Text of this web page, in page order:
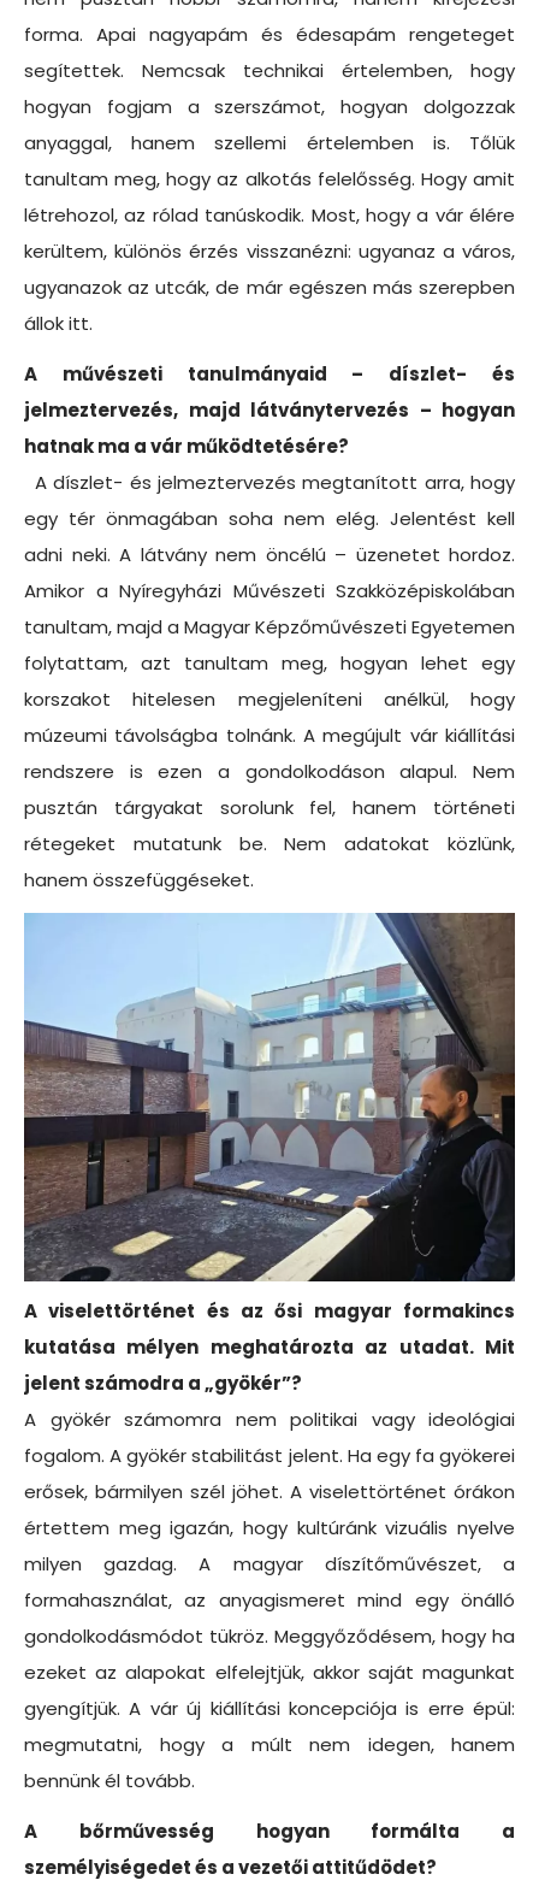
forma. Apai nagyapám és édesapám rengeteget
segítettek. Nemcsak technikai értelemben, hogy
hogyan fogjam a szerszámot, hogyan dolgozzak
anyaggal, hanem szellemi értelemben is. Tőlük
tanultam meg, hogy az alkotás felelősség. Hogy amit
létrehozol, az rólad tanúskodik. Most, hogy a vár élére
kerültem, különös érzés visszanézni: ugyanaz a város,
ugyanazok az utcák, de már egészen más szerepben
állok itt.
A művészeti tanulmányaid – díszlet- és
jelmeztervezés, majd látványtervezés – hogyan
hatnak ma a vár működtetésére?
A díszlet- és jelmeztervezés megtanított arra, hogy
egy tér önmagában soha nem elég. Jelentést kell
adni neki. A látvány nem öncélú – üzenetet hordoz.
Amikor a Nyíregyházi Művészeti Szakközépiskolában
tanultam, majd a Magyar Képzőművészeti Egyetemen
folytattam, azt tanultam meg, hogyan lehet egy
korszakot hitelesen megjeleníteni anélkül, hogy
múzeumi távolságba tolnánk. A megújult vár kiállítási
rendszere is ezen a gondolkodáson alapul. Nem
pusztán tárgyakat sorolunk fel, hanem történeti
rétegeket mutatunk be. Nem adatokat közlünk,
hanem összefüggéseket.
A viselettörténet és az ősi magyar formakincs
kutatása mélyen meghatározta az utadat. Mit
jelent számodra a „gyökér”?
A gyökér számomra nem politikai vagy ideológiai
fogalom. A gyökér stabilitást jelent. Ha egy fa gyökerei
erősek, bármilyen szél jöhet. A viselettörténet órákon
értettem meg igazán, hogy kultúránk vizuális nyelve
milyen gazdag. A magyar díszítőművészet, a
formahasználat, az anyagismeret mind egy önálló
gondolkodásmódot tükröz. Meggyőződésem, hogy ha
ezeket az alapokat elfelejtjük, akkor saját magunkat
gyengítjük. A vár új kiállítási koncepciója is erre épül:
megmutatni, hogy a múlt nem idegen, hanem
bennünk él tovább.
A bőrművesség hogyan formálta a
személyiségedet és a vezetői attitűdödet?